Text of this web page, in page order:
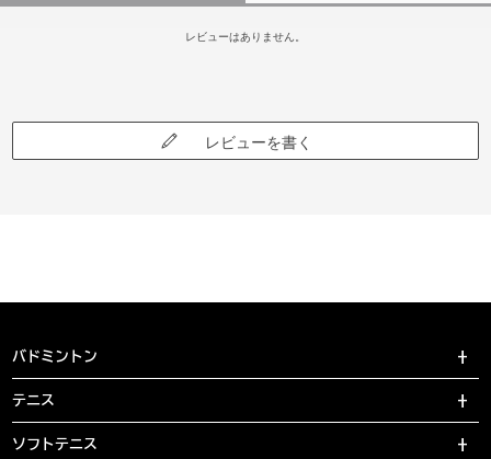
レビューはありません。
レビューを書く
バドミントン
テニス
ソフトテニス